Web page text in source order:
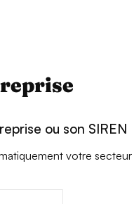
ou son SIREN
votre